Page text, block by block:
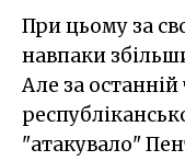
При цьому за
навпаки
Але за
"атакувало"